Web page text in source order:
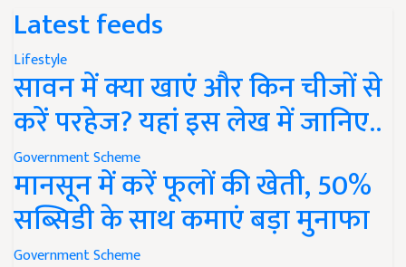
Latest feeds
Lifestyle
सावन में क्या खाएं और किन चीजों से
करें परहेज? यहां इस लेख में जानिए..
Government Scheme
मानसून में करें फूलों की खेती, 50%
सब्सिडी के साथ कमाएं बड़ा मुनाफा
Government Scheme